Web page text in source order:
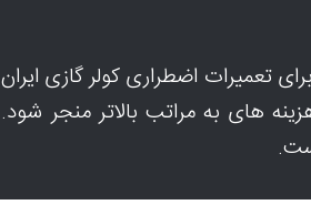
تعمیرات اضطراری کولر گازی ایران
های به مراتب بالاتر منجر شود.